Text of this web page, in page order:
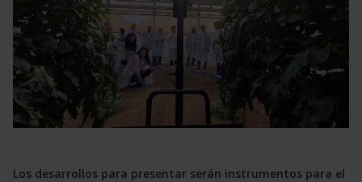
Los desarrollos para presentar serán instrumentos para el